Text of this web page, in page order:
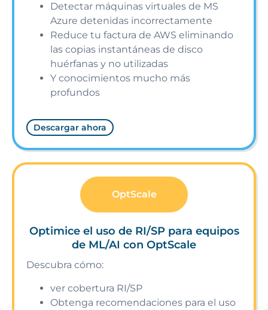
Detectar máquinas virtuales de MS
Azure detenidas incorrectamente
Reduce tu factura de AWS eliminando
las copias instantáneas de disco
huérfanas y no utilizadas
Y conocimientos mucho más
profundos
Descargar ahora
OptScale
Optimice el uso de RI/SP para equipos
de ML/AI con OptScale
Descubra cómo:
ver cobertura RI/SP
Obtenga recomendaciones para el uso